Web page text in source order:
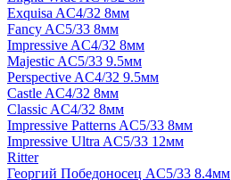
Exquisa AC4/32 8мм
Fancy AC5/33 8мм
Impressive AC4/32 8мм
Majestic AC5/33 9.5мм
Perspective AC4/32 9.5мм
Castle AC4/32 8мм
Classic AC4/32 8мм
Impressive Patterns AC5/33 8мм
Impressive Ultra AC5/33 12мм
Ritter
Георгий Победоносец AC5/33 8.4мм